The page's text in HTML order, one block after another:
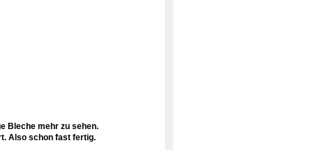
Bleche mehr zu sehen.
Also schon fast fertig.